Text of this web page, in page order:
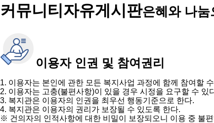
커뮤니티자유게시판은혜와 나눔
이용자 인권 및 참여권리
1. 이용자는 본인에 관한 모든 복지사업 과정에 함께 참여할
2. 이용자는 고충(불편사항)이 있을 경우 시정을 요구할 수 있
3. 복지관은 이용자의 인권을 최우선 행동기준으로 한다.
4. 복지관은 이용자의 권리가 보장될 수 있도록 한다.
※ 건의자의 인적사항에 대한 비밀이 보장되오니 이용 중 불